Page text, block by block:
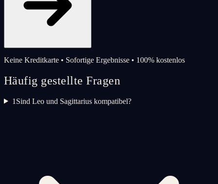
Keine Kreditkarte • Sofortige Ergebnisse • 100% kostenlos
Häufig gestellte Fragen
1 Sind Leo und Sagittarius kompatibel?